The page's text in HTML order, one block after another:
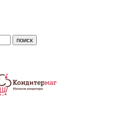
поиск